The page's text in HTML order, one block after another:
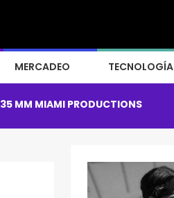
MERCADEO TECNOLOGÍA
35 MM MIAMI PRODUCTIONS